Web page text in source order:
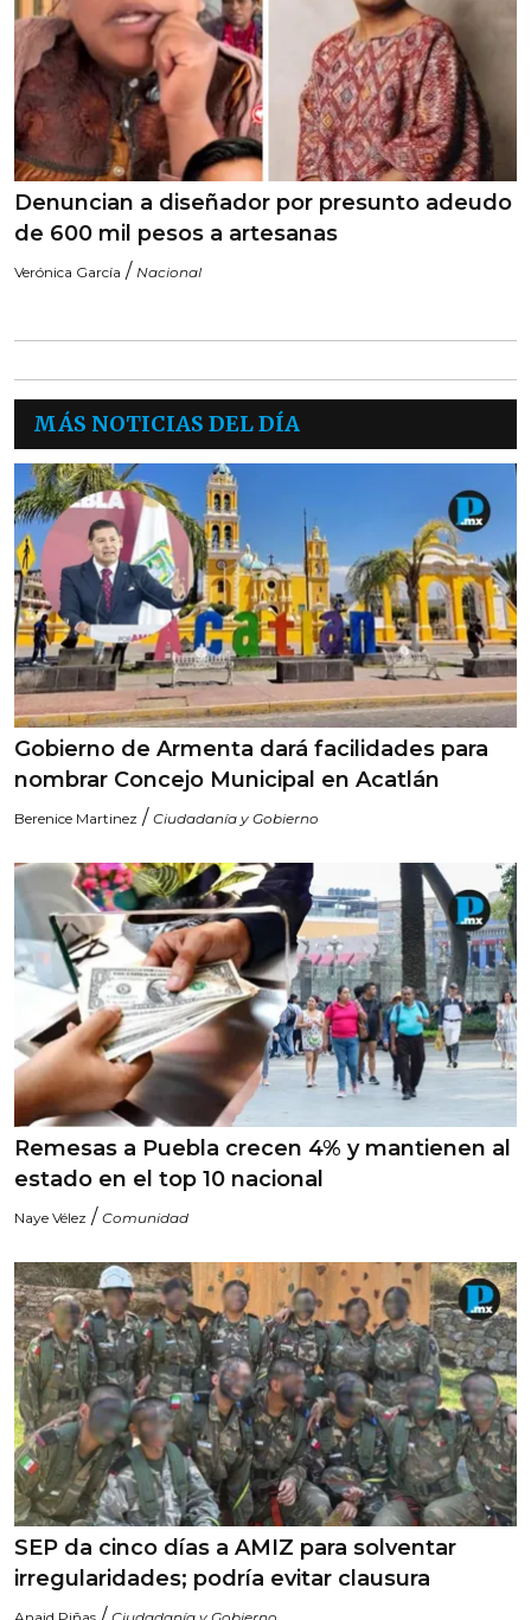
Denuncian a diseñador por presunto adeudo
de 600 mil pesos a artesanas
Verónica García / Nacional
MÁS NOTICIAS DEL DÍA
Gobierno de Armenta dará facilidades para
nombrar Concejo Municipal en Acatlán
Berenice Martinez / Ciudadanía y Gobierno
Remesas a Puebla crecen 4% y mantienen al
estado en el top 10 nacional
Naye Vélez / Comunidad
SEP da cinco días a AMIZ para solventar
irregularidades; podría evitar clausura